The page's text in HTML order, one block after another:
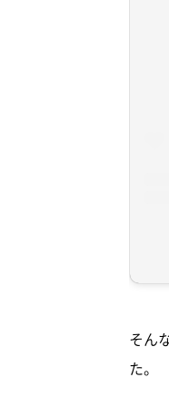
そん
た。